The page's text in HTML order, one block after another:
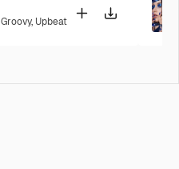
Groovy, Upbeat